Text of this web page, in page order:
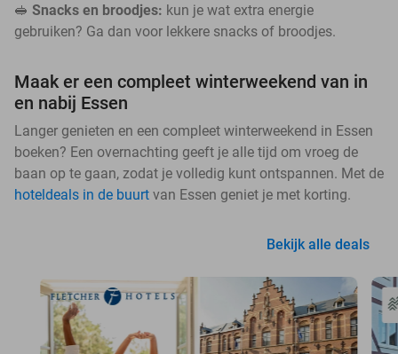
🥪 Snacks en broodjes: kun je wat extra energie
gebruiken? Ga dan voor lekkere snacks of broodjes.
Maak er een compleet winterweekend van in
en nabij Essen
Langer genieten en een compleet winterweekend in Essen
boeken? Een overnachting geeft je alle tijd om vroeg de
baan op te gaan, zodat je volledig kunt ontspannen. Met de
hoteldeals in de buurt van Essen geniet je met korting.
Bekijk alle deals